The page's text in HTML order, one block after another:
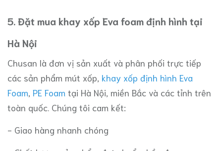
5. Đặt mua khay xốp Eva foam định hình tại
Hà Nội
Chusan là đơn vị sản xuất và phân phối trực tiếp
các sản phẩm mút xốp, khay xốp định hình Eva
Foam, PE Foam tại Hà Nội, miền Bắc và các tỉnh trên
toàn quốc. Chúng tôi cam kết:
- Giao hàng nhanh chóng